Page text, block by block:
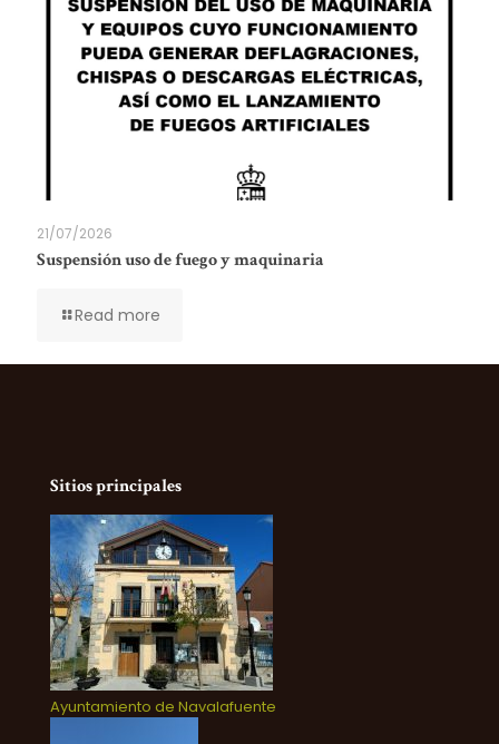
21/07/2026
Suspensión uso de fuego y maquinaria
Read more
Sitios principales
Ayuntamiento de Navalafuente